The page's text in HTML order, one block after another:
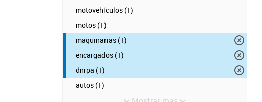
motovehículos (1)
motos (1)
maquinarias (1)
encargados (1)
dnrpa (1)
autos (1)